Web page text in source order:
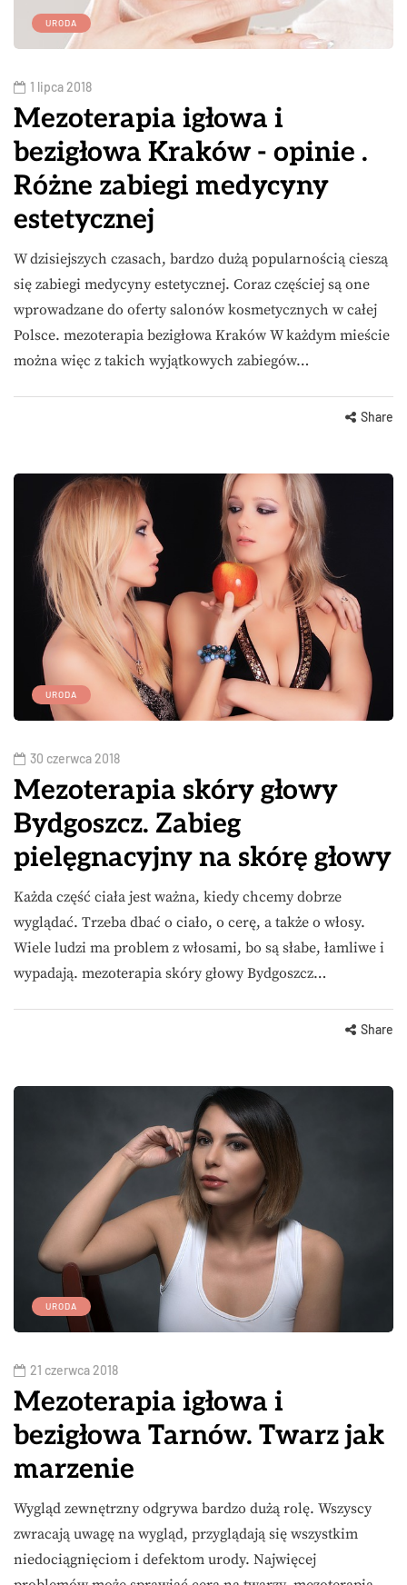
URODA
1 lipca 2018
Mezoterapia igłowa i
bezigłowa Kraków - opinie .
Różne zabiegi medycyny
estetycznej
W dzisiejszych czasach, bardzo dużą popularnością cieszą
się zabiegi medycyny estetycznej. Coraz częściej są one
wprowadzane do oferty salonów kosmetycznych w całej
Polsce. mezoterapia bezigłowa Kraków W każdym mieście
można więc z takich wyjątkowych zabiegów…
Share
URODA
30 czerwca 2018
Mezoterapia skóry głowy
Bydgoszcz. Zabieg
pielęgnacyjny na skórę głowy
Każda część ciała jest ważna, kiedy chcemy dobrze
wyglądać. Trzeba dbać o ciało, o cerę, a także o włosy.
Wiele ludzi ma problem z włosami, bo są słabe, łamliwe i
wypadają. mezoterapia skóry głowy Bydgoszcz…
Share
URODA
21 czerwca 2018
Mezoterapia igłowa i
bezigłowa Tarnów. Twarz jak
marzenie
Wygląd zewnętrzny odgrywa bardzo dużą rolę. Wszyscy
zwracają uwagę na wygląd, przyglądają się wszystkim
niedociągnięciom i defektom urody. Najwięcej